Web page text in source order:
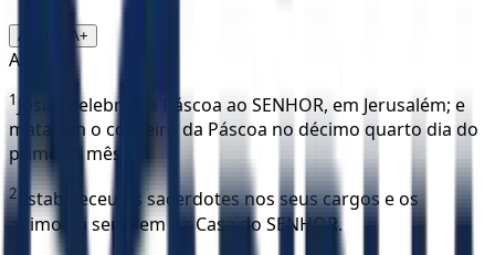
A- A+
ARA
1 Josias celebrou a Páscoa ao SENHOR, em Jerusalém; e
mataram o cordeiro da Páscoa no décimo quarto dia do
primeiro mês.
2
Estabeleceu os sacerdotes nos seus cargos e os
animou a servirem na Casa do SENHOR.